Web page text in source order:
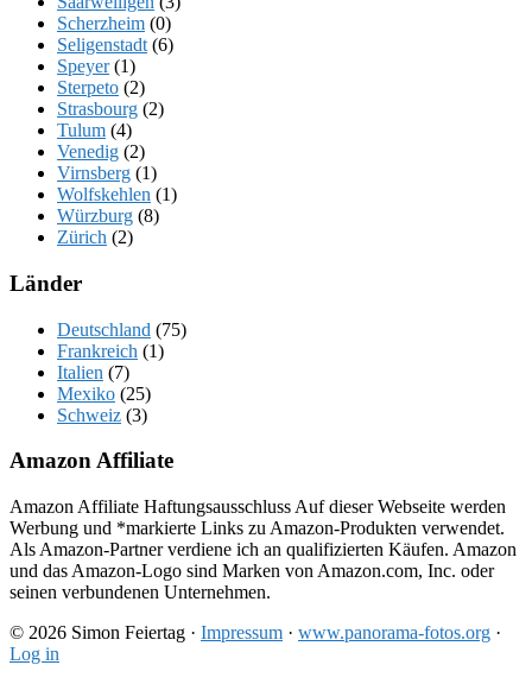
Scherzheim (0)
Seligenstadt (6)
Speyer(1)
Sterpeto (2)
Strasbourg (2)
Tulum (4)
Venedig (2)
Virnsberg (1)
Wolfskehlen (1)
Würzburg (8)
Zürich (2)
Länder
Deutschland (75)
Frankreich (1)
Italien (7)
Mexiko (25)
Schweiz (3)
Amazon Affiliate
Amazon Affiliate Haftungsausschluss Auf dieser Webseite werden
Werbung und *markierte Links zu Amazon-Produkten verwendet.
Als Amazon-Partner verdiene ich an qualifizierten Käufen. Amazon
und das Amazon-Logo sind Marken von Amazon.com, Inc. oder
seinen verbundenen Unternehmen.
© 2026 Simon Feiertag · Impressum · www.panorama-fotos.org ·
Log in